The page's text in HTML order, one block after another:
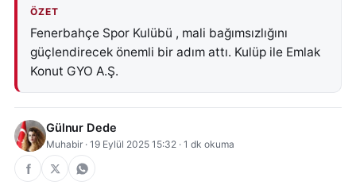
ÖZET
Fenerbahçe Spor Kulübü , mali bağımsızlığını
güçlendirecek önemli bir adım attı. Kulüp ile Emlak
Konut GYO A.Ş.
Gülnur Dede
Muhabir · 19 Eylül 2025 15:32 · 1 dk okuma